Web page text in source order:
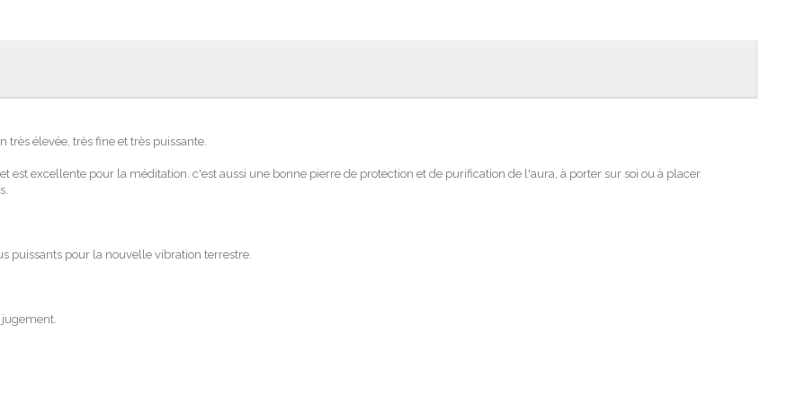
très élevée, très fine et très puissante.
est excellente pour la méditation. c'est aussi une bonne pierre de protection et de purification de l'aura, à porter sur soi ou à placer
puissants pour la nouvelle vibration terrestre.